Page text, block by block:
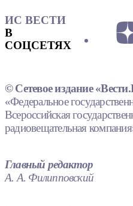
ИС ВЕСТИ
В
СОЦСЕТЯХ
© Сетевое издание
«Федеральное
Всероссийская
радиовещательная
Главный редактор
А. А. Филипповский